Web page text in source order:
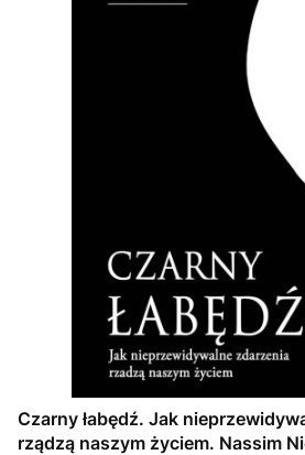
Czarny łabędź. Jak
rządzą naszym